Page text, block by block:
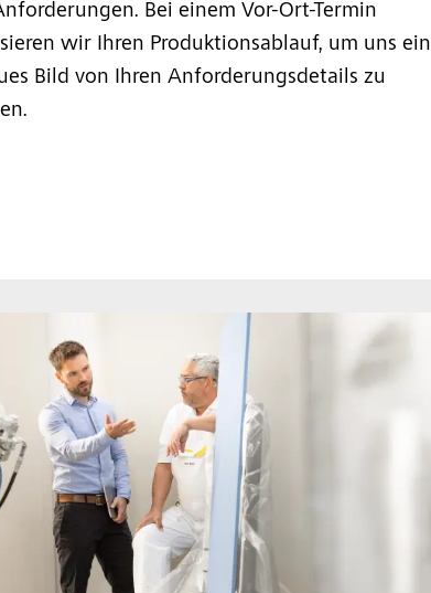
Bei einem Vor-Ort-Termin
wir Ihren Produktionsablauf, um uns ein
Bild von Ihren Anforderungsdetails zu